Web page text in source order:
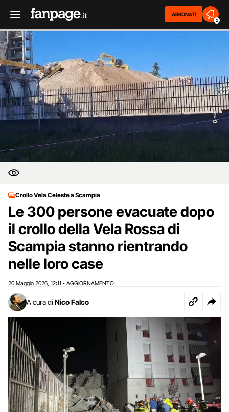
ABBONATI
2
Crollo Vela Celeste a Scampia
Le 300 persone evacuate dopo
il crollo della Vela Rossa di
Scampia stanno rientrando
nelle loro case
20 Maggio 2026 12:11 • AGGIORNAMENTO
A cura di Nico Falco